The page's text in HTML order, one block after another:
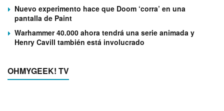
Nuevo experimento hace que Doom ‘corra’ en una
pantalla de Paint
Warhammer 40.000 ahora tendrá una serie animada y
Henry Cavill también está involucrado
OHMYGEEK! TV